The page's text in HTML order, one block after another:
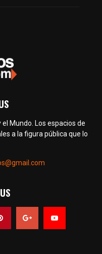
Mundo. Los espacios de
a la figura pública que lo